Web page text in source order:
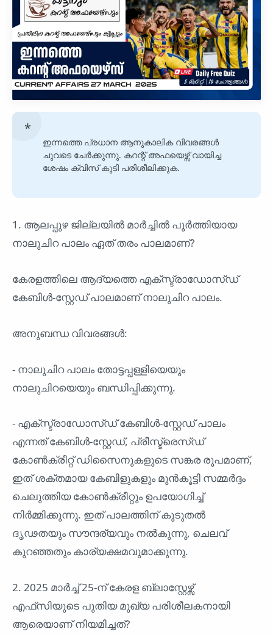
ഇന്നത്തെ പ്രധാന ആനുകാലിക വിവരങ്ങൾ
ചുവടെ ചേർക്കുന്നു. കറന്റ് അഫയെഴ്സ് വായിച്ച
ശേഷം ക്വിസ് കുടി പരിശീലിക്കുക.
1. ആലപ്പുഴ ജില്ലയിൽ മാർച്ചിൽ പൂർത്തിയായ
നാലുചിറ പാലം ഏത് തരം പാലമാണ്?
കേരളത്തിലെ ആദ്യത്തെ എക്സ്ട്രാഡോസ്ഡ്
കേബിൾ-സ്റ്റേഡ് പാലമാണ് നാലുചിറ പാലം.
അനുബന്ധ വിവരങ്ങൾ:
- നാലുചിറ പാലം തോട്ടപ്പള്ളിയെയും
നാലുചിറയെയും ബന്ധിപ്പിക്കുന്നു.
- എക്സ്ട്രാഡോസ്ഡ് കേബിൾ-സ്റ്റേഡ് പാലം
എന്നത് കേബിൾ-സ്റ്റേഡ്, പ്രീസ്ട്രെസ്ഡ്
കോൺക്രീറ്റ് ഡിസൈനുകളുടെ സങ്കര രൂപമാണ്,
ഇത് ശക്തമായ കേബിളുകളും മുൻകൂട്ടി സമ്മർദ്ദം
ചെലുത്തിയ കോൺക്രീറ്റും ഉപയോഗിച്ച്
നിർമ്മിക്കുന്നു. ഇത് പാലത്തിന് കൂടുതൽ
ദൃഢതയും സൗന്ദര്യവും നൽകുന്നു, ചെലവ്
കുറഞ്ഞതും കാര്യക്ഷമവുമാക്കുന്നു.
2. 2025 മാർച്ച് 25-ന് കേരള ബ്ലാസ്റ്റേഴ്സ്
എഫ്‌സിയുടെ പുതിയ മുഖ്യ പരിശീലകനായി
ആരെയാണ് നിയമിച്ചത്?